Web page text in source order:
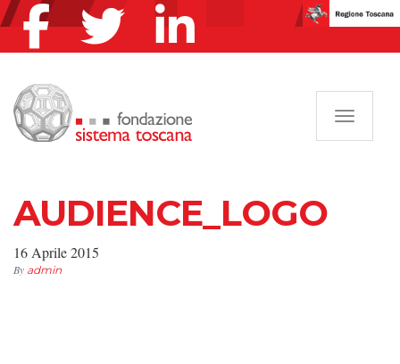
AUDIENCE_LOGO
16 Aprile 2015
By admin